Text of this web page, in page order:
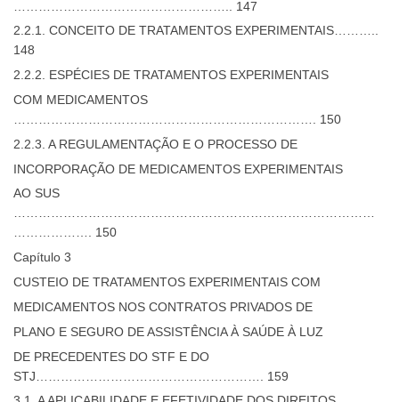
…………………………………………….. 147
2.2.1. CONCEITO DE TRATAMENTOS EXPERIMENTAIS………..
148
2.2.2. ESPÉCIES DE TRATAMENTOS EXPERIMENTAIS
COM MEDICAMENTOS
………………………………………………………………. 150
2.2.3. A REGULAMENTAÇÃO E O PROCESSO DE
INCORPORAÇÃO DE MEDICAMENTOS EXPERIMENTAIS
AO SUS
……………………………………………………………………………
………………. 150
Capítulo 3
CUSTEIO DE TRATAMENTOS EXPERIMENTAIS COM
MEDICAMENTOS NOS CONTRATOS PRIVADOS DE
PLANO E SEGURO DE ASSISTÊNCIA À SAÚDE À LUZ
DE PRECEDENTES DO STF E DO
STJ………………………………………………. 159